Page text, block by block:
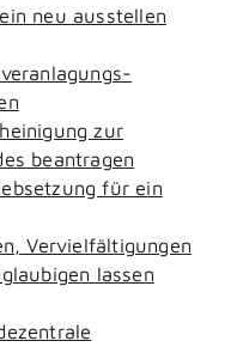
neu ausstellen
zur
beantragen
für ein
Vervielfältigungen
lassen